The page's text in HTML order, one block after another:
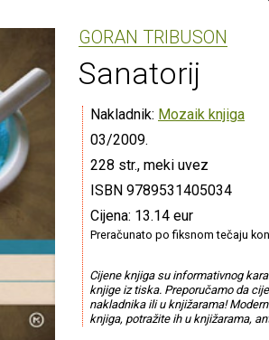
GORAN TRIBUSON
Sanatorij
Nakladnik: Mozaik knjiga
03/2009.
228 str., meki uvez
ISBN 9789531405034
Cijena: 13.14 eur
Preračunato po fiksnom tečaju
Cijene knjiga su informativnog
knjige iz tiska. Preporučamo da
nakladnika ili u knjižarama!
knjiga, potražite ih u knjižarama,